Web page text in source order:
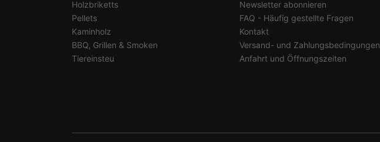
Holzbriketts
Pellets
Kaminholz
BBQ, Grillen & Smoken
Tiereinsteu
Newsletter abonnieren
FAQ - Häufig gestellte Fragen
Kontakt
Versand- und Zahlungsbedingungen
Anfahrt und Öffnungszeiten